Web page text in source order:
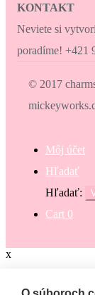
KONTAKT
Neviete si
poradíme! +421
© 2017
Môj účet
Hľadať
Hľadať:
Cart 0
x